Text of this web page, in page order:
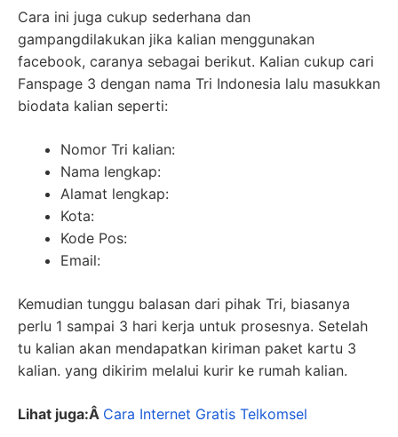
Cara ini juga cukup sederhana dan
gampangdilakukan jika kalian menggunakan
facebook, caranya sebagai berikut. Kalian cukup cari
Fanspage 3 dengan nama Tri Indonesia lalu masukkan
biodata kalian seperti:
Nomor Tri kalian:
Nama lengkap:
Alamat lengkap:
Kota:
Kode Pos:
Email:
Kemudian tunggu balasan dari pihak Tri, biasanya
perlu 1 sampai 3 hari kerja untuk prosesnya. Setelah
tu kalian akan mendapatkan kiriman paket kartu 3
kalian. yang dikirim melalui kurir ke rumah kalian.
Lihat juga:Â Cara Internet Gratis Telkomsel